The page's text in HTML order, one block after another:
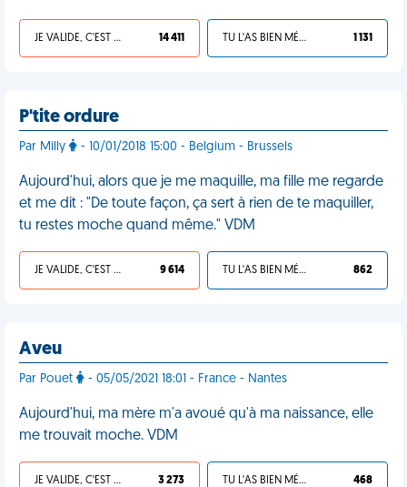
JE VALIDE, C'EST UNE VDM 14 411 TU L'AS BIEN MÉRITÉ 1 131
P'tite ordure
Par Milly - 10/01/2018 15:00 - Belgium - Brussels
Aujourd'hui, alors que je me maquille, ma fille me regarde
et me dit : "De toute façon, ça sert à rien de te maquiller,
tu restes moche quand même." VDM
JE VALIDE, C'EST UNE VDM 9 614 TU L'AS BIEN MÉRITÉ 862
Aveu
Par Pouet - 05/05/2021 18:01 - France - Nantes
Aujourd'hui, ma mère m'a avoué qu'à ma naissance, elle
me trouvait moche. VDM
JE VALIDE, C'EST UNE VDM 3 273 TU L'AS BIEN MÉRITÉ 468